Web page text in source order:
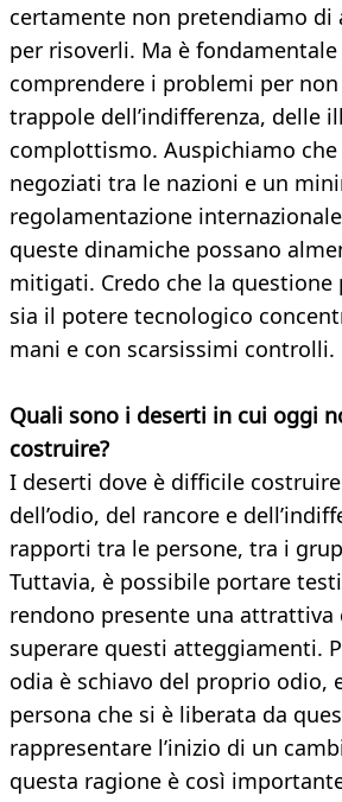
certamente non pretendiamo di
per risoverli. Ma è fondamentale
comprendere i problemi per
trappole dell’indifferenza, delle
complottismo. Auspichiamo
negoziati tra le nazioni e un
regolamentazione
queste dinamiche possano
mitigati. Credo che la questione
sia il potere tecnologico
mani e con scarsissimi controlli.
Quali sono i deserti in cui oggi
costruire?
I deserti dove è difficile
dell’odio, del rancore e
rapporti tra le persone, tra i
Tuttavia, è possibile portare
rendono presente una attrattiva
superare questi atteggiamenti.
odia è schiavo del proprio odio,
persona che si è liberata da
rappresentare l’inizio di un
questa ragione è così